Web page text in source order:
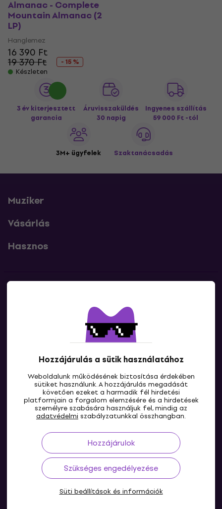
Hozzájárulás a sütik használatához
Weboldalunk működésének biztosítása érdekében
sütiket használunk. A hozzájárulás megadását
követően ezeket a harmadik fél hirdetési
platformjain a forgalom elemzésére és a hirdetések
személyre szabására használjuk fel, mindig az
adatvédelmi szabályzatunkkal összhangban.
Hozzájárulok
Szükséges engedélyezése
Süti beállítások és információk
Almanac - Complete
Mountain Almanac (2
LP)
Hanglemez
16 390 Ft
19 370 Ft
- 15 %
Készleten
3 év kiterjesztett
garancia
Áruvisszaküldés
30 napig
Ingyenes szállítás
59 000 Ft -tól
3M+ ügyfelek Szaktanácsadás
Muziker
Vásárlás
Hasznos
Lépj kapcsolatba velünk
HU